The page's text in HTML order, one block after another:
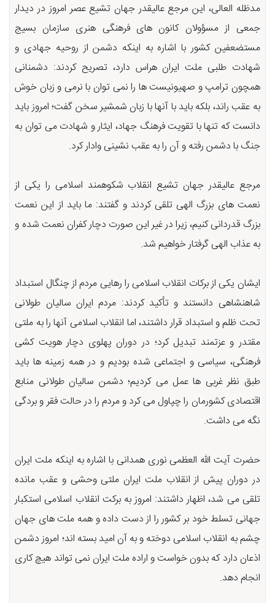
مدظله العالی، این مرجع عالیقدر جهان تشیع عصر امروز در دیدار
جمعی از مسؤولان کانون های فرهنگی هنری سازمان بسیج
مستضعفین کشور با اشاره به اینکه دشمن از روحیه جهادی و
شهادت طلبی ملت ایران هراس دارد، تصریح کردند: دشمنانی
همچون ترامپ و صهیونیست ها را نمی توان با نرمی و زبان خوش
به عقب راند، بلکه باید با آنها با زبان شمشیر سخن گفت؛ امروز باید
دانست که تنها با تقویت فرهنگ جهاد، ایثار و شهادت می توان به
جنگ با دشمن رفته و آن را به عقب نشینی وادار کرد.
مرجع عالیقدر جهان تشیع انقلاب شکوهمند اسلامی را یکی از
نعمت های بزرگ الهی تلقی کردند و گفتند: ما باید از این نعمت
بزرگ قدردانی کنیم، زیرا در غیر این صورت دچار کفران نعمت شده و
به عذاب الهی گرفتار خواهیم شد.
ایشان یکی از برکات انقلاب اسلامی را رهایی مردم از چنگال استبداد
شاهنشاهی دانستند و تأکید کردند: مردم ایران سالیان طولانی
تحت ظلم و استبداد قرار داشتند، اما انقلاب اسلامی آنها را به ملتی
مقتدر و عزتمند تبدیل کرد؛ در دوران پهلوی دچار هویت کشی
فرهنگی، سیاسی و اجتماعی شده بودیم و در همه زمینه ها باید
طبق نظر غربی ها عمل می کردیم؛ دشمن سالیان طولانی منابع
اقتصادی کشورمان را چپاول می کرد و مردم را در حالت فقر و بردگی
نگه می داشت.
حضرت آیت الله العظمی نوری همدانی با اشاره به اینکه ملت ایران
در دوران پیش از انقلاب ملت ایران ملتی وحشی و عقب مانده
تلقی می شد، اظهار داشتند: امروز به برکت انقلاب اسلامی استکبار
جهانی تسلط خود بر کشور را از دست داده و همه ملت های جهان
چشم به انقلاب اسلامی دوخته و به آن امید بسته اند؛ امروز دشمن
اذعان دارد که بدون خواست و اراده ملت ایران نمی تواند هیچ کاری
انجام دهد.